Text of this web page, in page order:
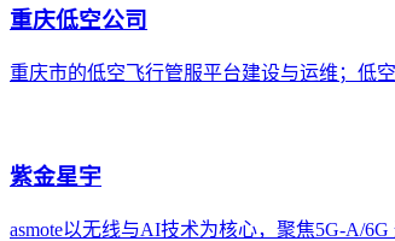
重庆低空公司
重庆市的低空飞行管服平台建设与运维；低
紫金星宇
asmote以无线与AI技术为核心，聚焦5G-A/